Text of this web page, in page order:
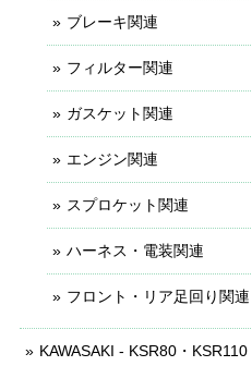
ブレーキ関連
フィルター関連
ガスケット関連
エンジン関連
スプロケット関連
ハーネス・電装関連
フロント・リア足回り関連
KAWASAKI - KSR80・KSR110